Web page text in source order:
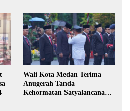
Wali Kota Medan Terima
Anugerah Tanda
Kehormatan Satyalancana